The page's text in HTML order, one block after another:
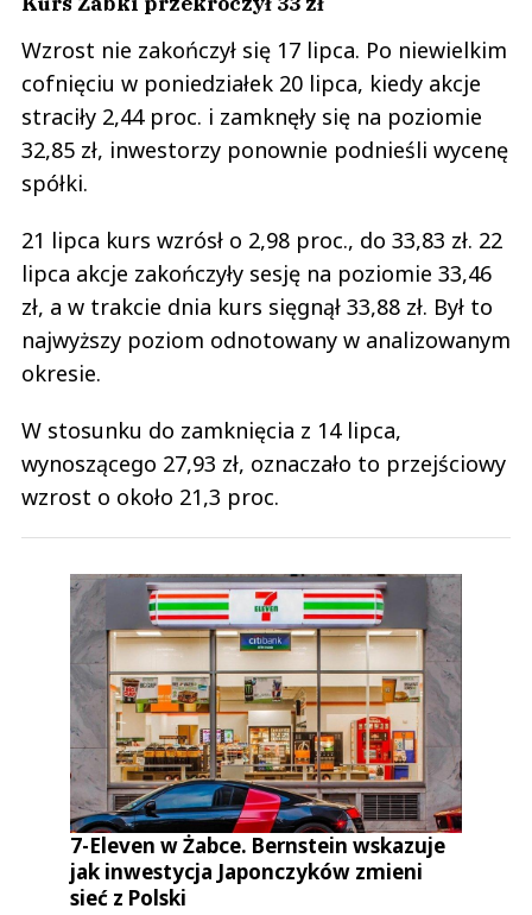
Wzrost nie zakończył się 17 lipca. Po niewielkim
cofnięciu w poniedziałek 20 lipca, kiedy akcje
straciły 2,44 proc. i zamknęły się na poziomie
32,85 zł, inwestorzy ponownie podnieśli wycenę
spółki.
21 lipca kurs wzrósł o 2,98 proc., do 33,83 zł. 22
lipca akcje zakończyły sesję na poziomie 33,46
zł, a w trakcie dnia kurs sięgnął 33,88 zł. Był to
najwyższy poziom odnotowany w analizowanym
okresie.
W stosunku do zamknięcia z 14 lipca,
wynoszącego 27,93 zł, oznaczało to przejściowy
wzrost o około 21,3 proc.
7-Eleven w Żabce. Bernstein wskazuje
jak inwestycja Japonczyków zmieni
sieć z Polski